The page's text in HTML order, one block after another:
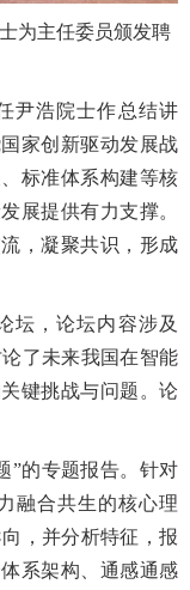
为主任委员颁发聘
浩院士作总结讲
家创新驱动发展战
标准体系构建等核
展提供有力支撑。
，凝聚共识，形成
，论坛内容涉及
了未来我国在智能
键挑战与问题。论
的专题报告。针对
融合共生的核心理
，并分析特征，报
系架构、通感通感